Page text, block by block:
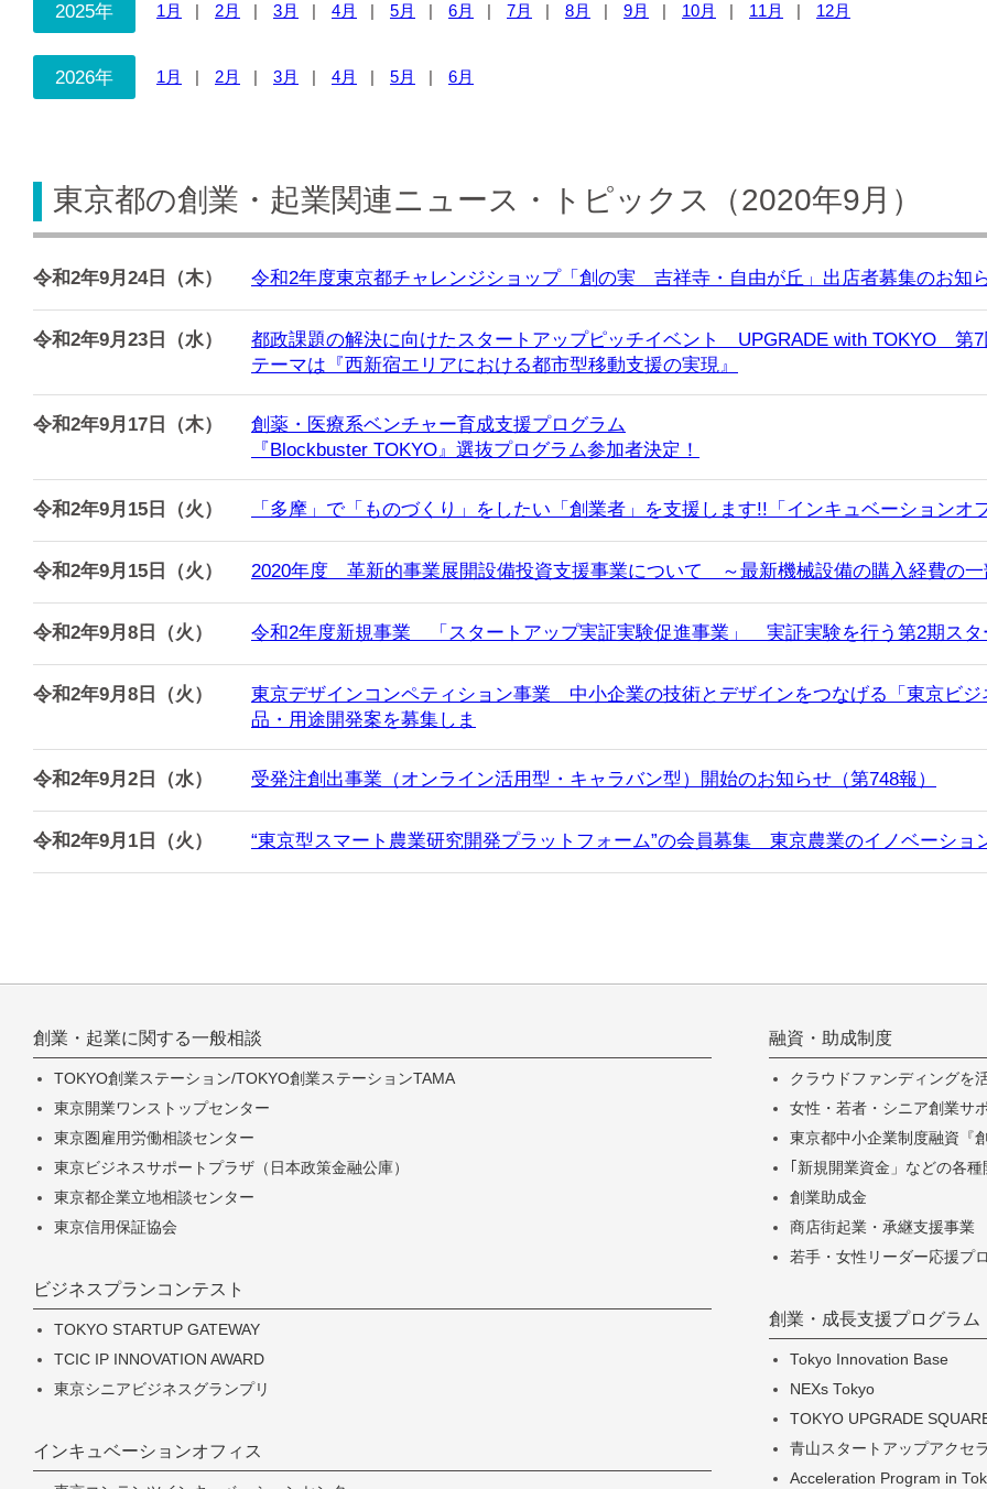
2025年 1月 2月 3月 4月 5月 6月 7月 8月 9月 10月 11月 12月
2026年 1月 2月 3月 4月 5月 6月
東京都の創業・起業関連ニュース・トピックス（2020年9月）
令和2年9月24日（木） 令和2年度東京都チャレンジショップ「創の実 吉祥寺・自由が丘」出店者募集のお知
令和2年9月23日（水）
都政課題の解決に向けたスタートアップピッチイベント UPGRADE with TOKYO 第7
テーマは『西新宿エリアにおける都市型移動支援の実現』
令和2年9月17日（木）
創薬・医療系ベンチャー育成支援プログラム
『Blockbuster TOKYO』選抜プログラム参加者決定！
令和2年9月15日（火） 「多摩」で「ものづくり」をしたい「創業者」を支援します!!「インキュベーションオ
令和2年9月15日（火） 2020年度 革新的事業展開設備投資支援事業について ～最新機械設備の購入経費の一
令和2年9月8日（火） 令和2年度新規事業 「スタートアップ実証実験促進事業」 実証実験を行う第2期スタ
令和2年9月8日（火）
東京デザインコンペティション事業 中小企業の技術とデザインをつなげる「東京ビ
品・用途開発案を募集しま
令和2年9月2日（水） 受発注創出事業（オンライン活用型・キャラバン型）開始のお知らせ（第748報）
令和2年9月1日（火） “東京型スマート農業研究開発プラットフォーム”の会員募集 東京農業のイノベーショ
創業・起業に関する一般相談
TOKYO創業ステーション/TOKYO創業ステーションTAMA
東京開業ワンストップセンター
東京圏雇用労働相談センター
東京ビジネスサポートプラザ（日本政策金融公庫）
東京都企業立地相談センター
東京信用保証協会
ビジネスプランコンテスト
TOKYO STARTUP GATEWAY
TCIC IP INNOVATION AWARD
東京シニアビジネスグランプリ
インキュベーションオフィス
融資・助成制度
クラウドファンディングを
女性・若者・シニア創業サ
東京都中小企業制度融資『創
｢新規開業資金」などの各
創業助成金
商店街起業・承継支援事業
若手・女性リーダー応援プ
創業・成長支援プログラム
Tokyo Innovation Base
NEXs Tokyo
TOKYO UPGRADE
青山スタートアップアクセ
Acceleration Program in